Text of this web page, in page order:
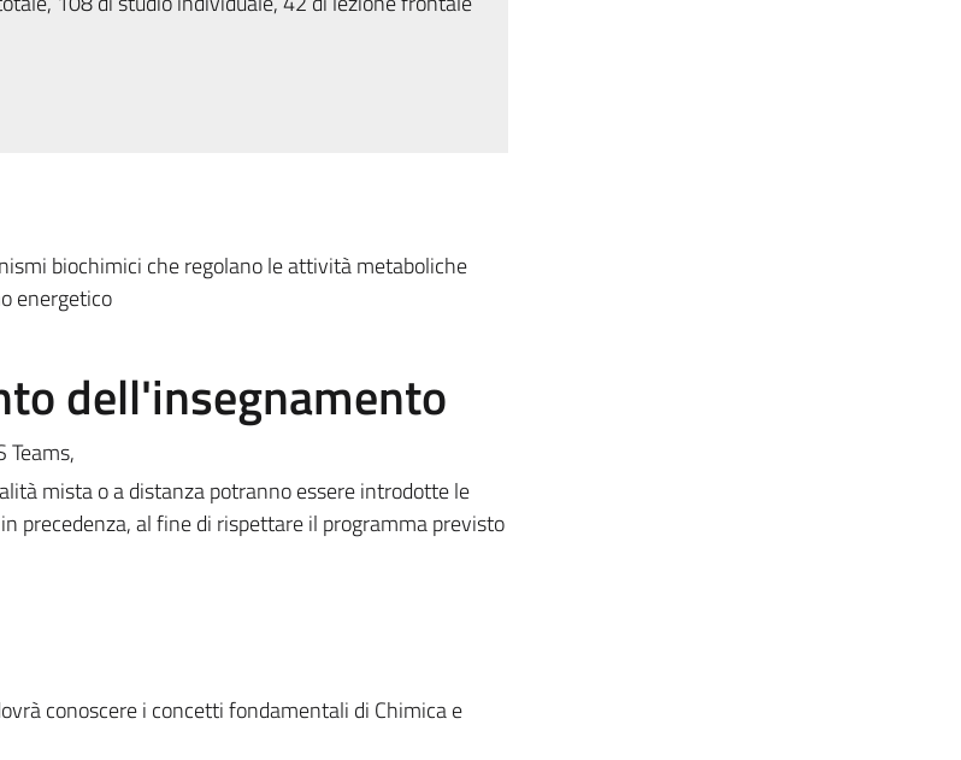
biochimici che regolano le attività metaboliche
energetico
dell'insegnamento
mista o a distanza potranno essere introdotte le
precedenza, al fine di rispettare il programma previsto
conoscere i concetti fondamentali di Chimica e